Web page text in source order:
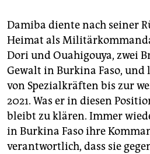
Damiba diente nach seiner
Heimat als
Dori und Ouahigouya, zwei
Gewalt in Burkina Faso, und
von Spezialkräften bis zur
2021. Was er in diesen
bleibt zu klären. Immer
in Burkina Faso ihre
verantwortlich, dass sie